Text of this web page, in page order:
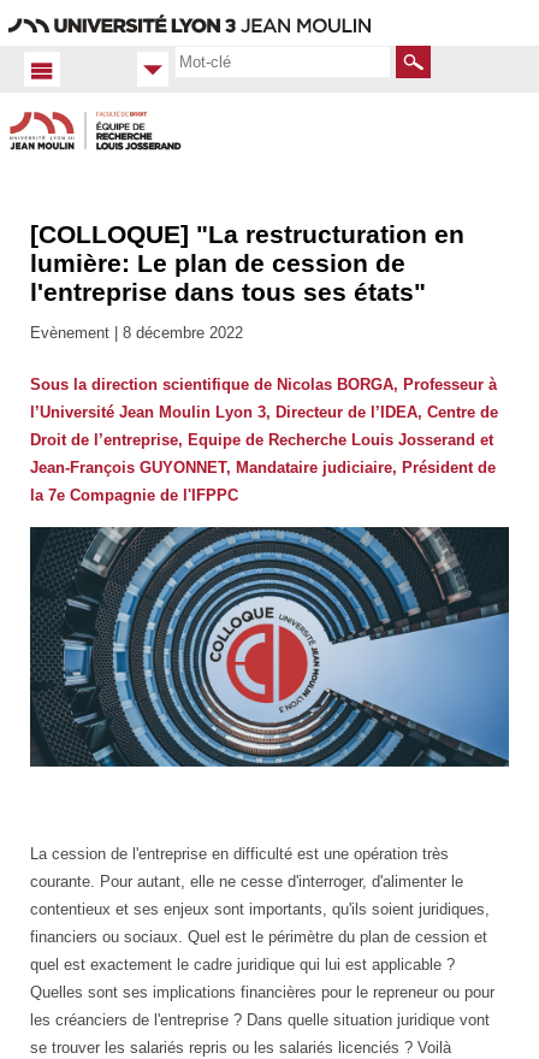
Rechercher
Accueil
FR
Actualités
les actus
[COLLOQUE] "La restructuration en
lumière: Le plan de cession de
l'entreprise dans tous ses états"
Evènement | 8 décembre 2022
Sous la direction scientifique de Nicolas BORGA, Professeur à
l’Université Jean Moulin Lyon 3, Directeur de l’IDEA, Centre de
Droit de l’entreprise, Equipe de Recherche Louis Josserand et
Jean-François GUYONNET, Mandataire judiciaire, Président de
la 7e Compagnie de l'IFPPC
La cession de l'entreprise en difficulté est une opération très
courante. Pour autant, elle ne cesse d'interroger, d'alimenter le
contentieux et ses enjeux sont importants, qu'ils soient juridiques,
financiers ou sociaux. Quel est le périmètre du plan de cession et
quel est exactement le cadre juridique qui lui est applicable ?
Quelles sont ses implications financières pour le repreneur ou pour
les créanciers de l'entreprise ? Dans quelle situation juridique vont
se trouver les salariés repris ou les salariés licenciés ? Voilà